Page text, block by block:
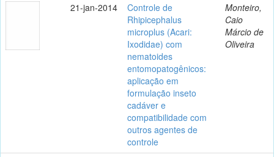
21-jan-2014
Controle de
Rhipicephalus
microplus (Acari:
Ixodidae) com
nematoides
entomopatogênicos:
aplicação em
formulação inseto
cadáver e
compatibilidade com
outros agentes de
controle
Monteiro,
Caio
Márcio de
Oliveira